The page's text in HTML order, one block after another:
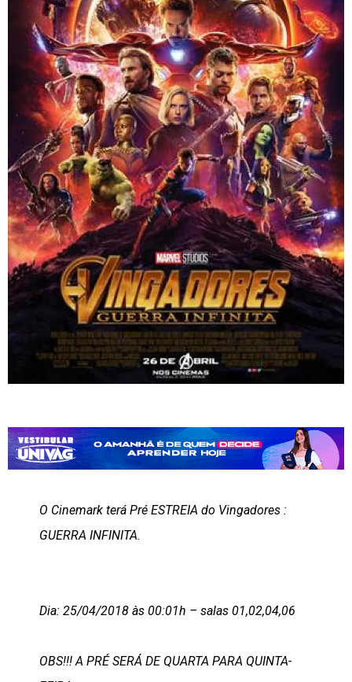
O Cinemark terá Pré ESTREIA do Vingadores :
GUERRA INFINITA.
Dia: 25/04/2018 às 00:01h – salas 01,02,04,06
OBS!!! A PRÉ SERÁ DE QUARTA PARA QUINTA-